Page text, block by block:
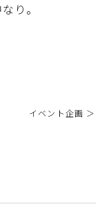
り。
イベント企画 ＞